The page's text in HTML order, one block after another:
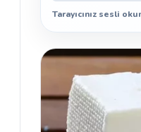
Tarayıcınız sesli